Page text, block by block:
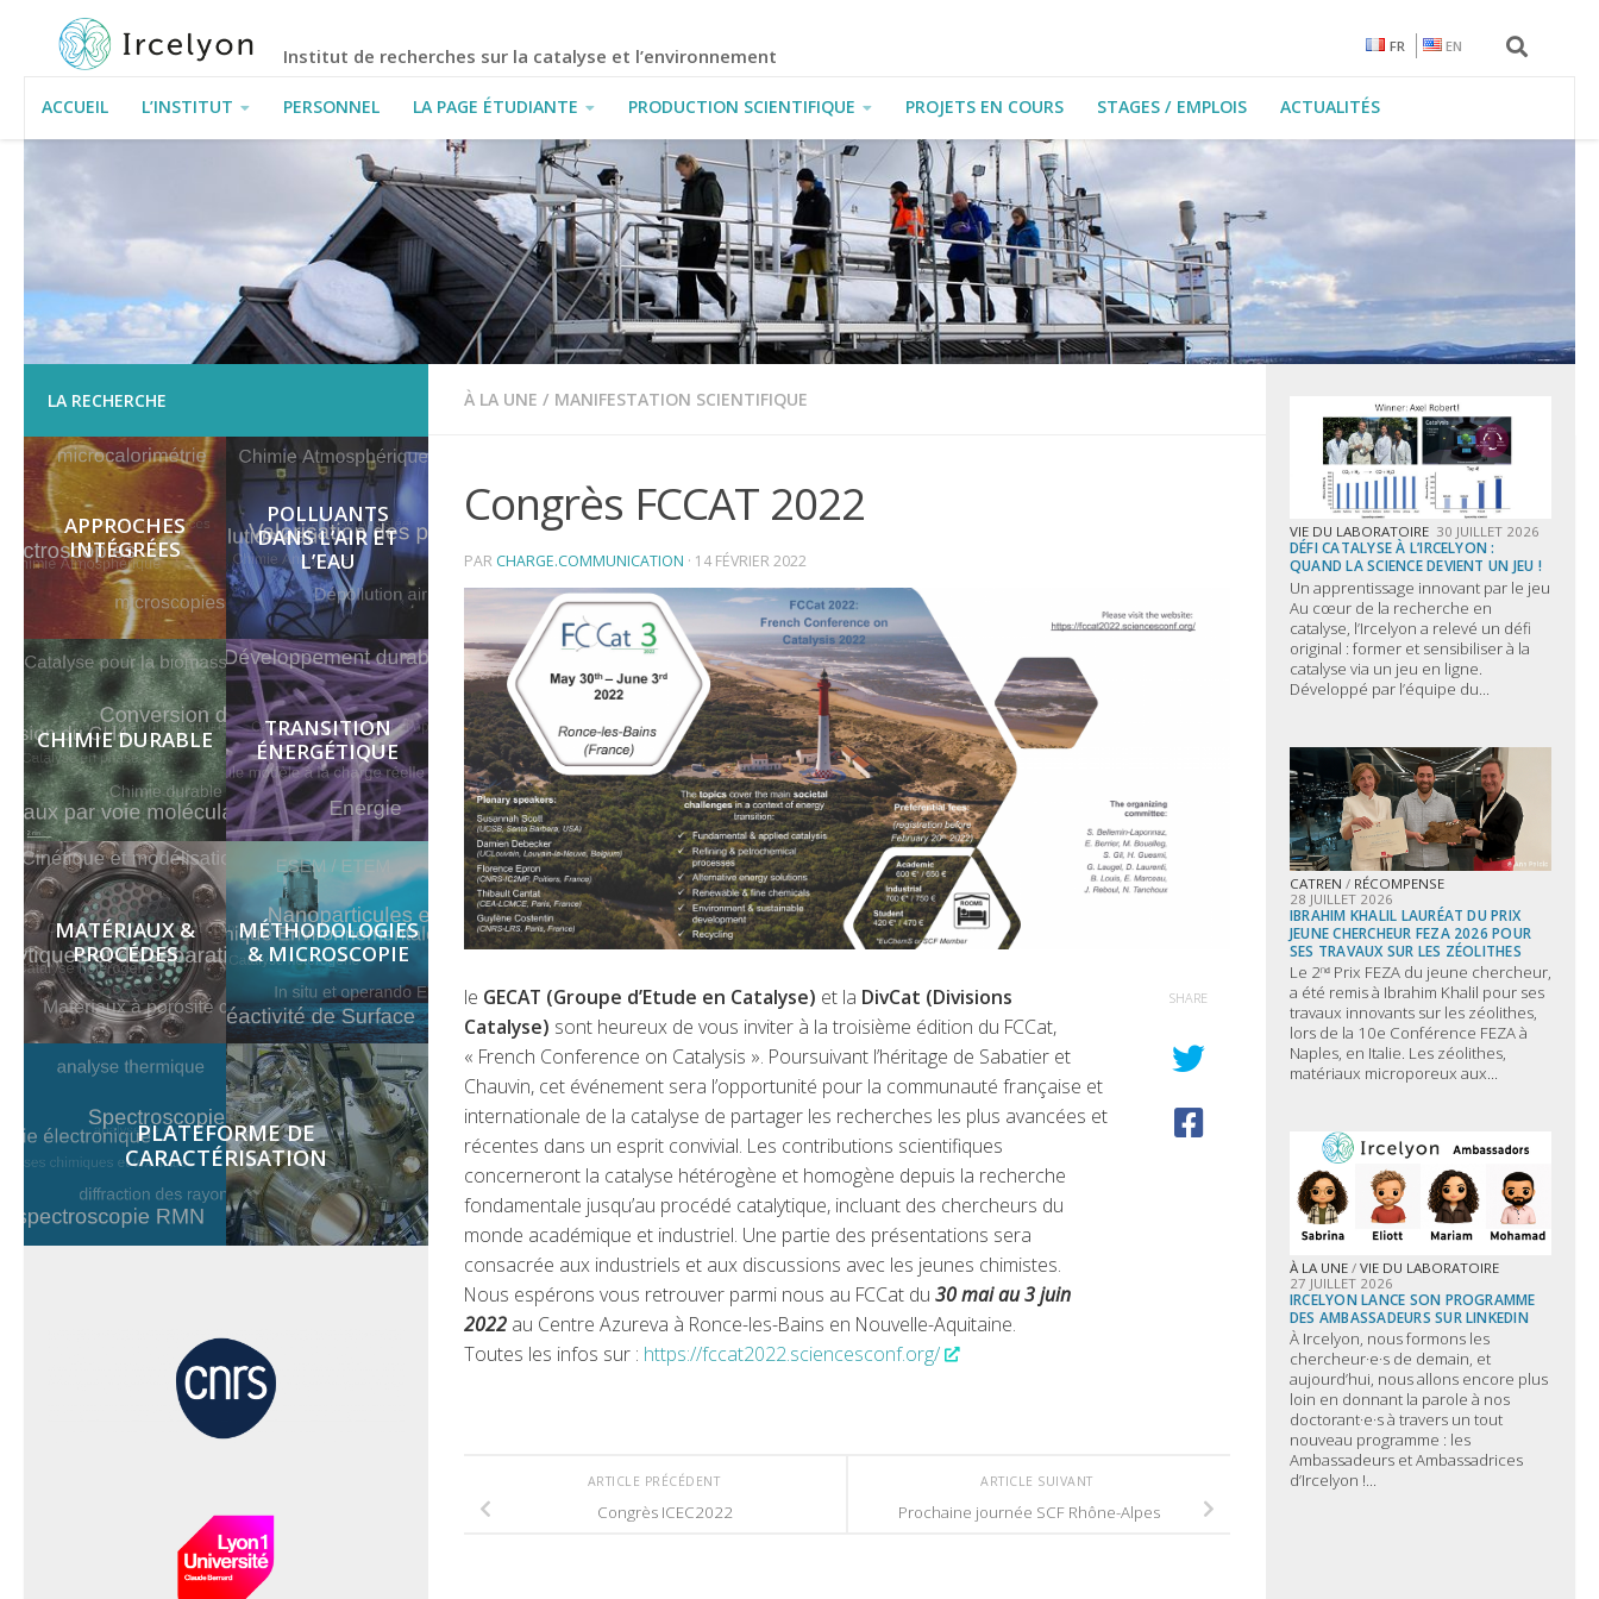
Institut de recherches sur la catalyse et l’environnement FR EN
ACCUEIL L’INSTITUT PERSONNEL LA PAGE ÉTUDIANTE PRODUCTION SCIENTIFIQUE PROJETS EN COURS STAGES / EMPLOIS ACTUALITÉS
À LA UNE / MANIFESTATION SCIENTIFIQUE
Congrès FCCAT 2022
PAR CHARGE.COMMUNICATION · 14 FÉVRIER 2022
le GECAT (Groupe d’Etude en Catalyse) et la DivCat (Divisions
Catalyse) sont heureux de vous inviter à la troisième édition du FCCat,
« French Conference on Catalysis ». Poursuivant l’héritage de Sabatier et
Chauvin, cet événement sera l’opportunité pour la communauté française et
internationale de la catalyse de partager les recherches les plus avancées et
récentes dans un esprit convivial. Les contributions scientifiques
concerneront la catalyse hétérogène et homogène depuis la recherche
fondamentale jusqu’au procédé catalytique, incluant des chercheurs du
monde académique et industriel. Une partie des présentations sera
consacrée aux industriels et aux discussions avec les jeunes chimistes.
Nous espérons vous retrouver parmi nous au FCCat du 30 mai au 3 juin
2022 au Centre Azureva à Ronce-les-Bains en Nouvelle-Aquitaine.
Toutes les infos sur : https://fccat2022.sciencesconf.org/
SHARE
ARTICLE SUIVANT
Prochaine journée SCF Rhône-Alpes
ARTICLE PRÉCÉDENT
Congrès ICEC2022
LA RECHERCHE
APPROCHES
INTÉGRÉES
POLLUANTS
DANS L’AIR ET
L’EAU
CHIMIE DURABLE
TRANSITION
ÉNERGÉTIQUE
MATÉRIAUX &
PROCÉDES
MÉTHODOLOGIES
& MICROSCOPIE
PLATEFORME DE
CARACTÉRISATION
VIE DU LABORATOIRE 30 JUILLET 2026
DÉFI CATALYSE À L’IRCELYON :
QUAND LA SCIENCE DEVIENT UN JEU !
Un apprentissage innovant par le jeu
Au cœur de la recherche en
catalyse, l’Ircelyon a relevé un défi
original : former et sensibiliser à la
catalyse via un jeu en ligne.
Développé par l’équipe du...
CATREN / RÉCOMPENSE
28 JUILLET 2026
IBRAHIM KHALIL LAURÉAT DU PRIX
JEUNE CHERCHEUR FEZA 2026 POUR
SES TRAVAUX SUR LES ZÉOLITHES
Le 2ⁿᵈ Prix FEZA du jeune chercheur,
a été remis à Ibrahim Khalil pour ses
travaux innovants sur les zéolithes,
lors de la 10e Conférence FEZA à
Naples, en Italie. Les zéolithes,
matériaux microporeux aux...
À LA UNE / VIE DU LABORATOIRE
27 JUILLET 2026
IRCELYON LANCE SON PROGRAMME
DES AMBASSADEURS SUR LINKEDIN
À Ircelyon, nous formons les
chercheur·e·s de demain, et
aujourd’hui, nous allons encore plus
loin en donnant la parole à nos
doctorant·e·s à travers un tout
nouveau programme : les
Ambassadeurs et Ambassadrices
d’Ircelyon !...